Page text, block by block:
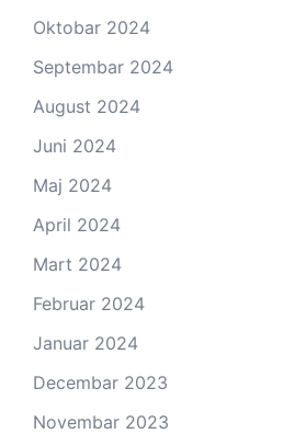
Oktobar 2024
Septembar 2024
August 2024
Juni 2024
Maj 2024
April 2024
Mart 2024
Februar 2024
Januar 2024
Decembar 2023
Novembar 2023